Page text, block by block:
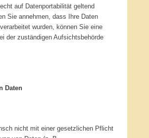
auf Datenportabilität geltend
Sie annehmen, dass Ihre Daten
wurden, können Sie eine
der zuständigen Aufsichtsbehörde
Daten
nicht mit einer gesetzlichen Pflicht